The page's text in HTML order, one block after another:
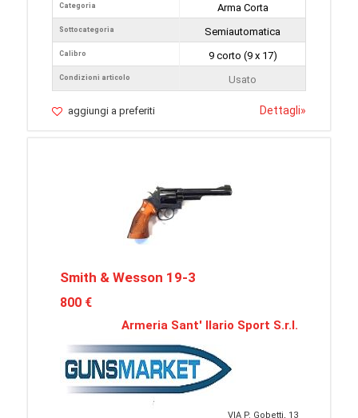
Categoria
Sottocategoria
Calibro
Condizioni articolo
Arma Corta
Semiautomatica
9 corto (9 x 17)
Usato
aggiungi a preferiti Dettagli»
Smith & Wesson 19-3
800 €
Armeria Sant' Ilario Sport S.r.l.
VIA P. Gobetti, 13